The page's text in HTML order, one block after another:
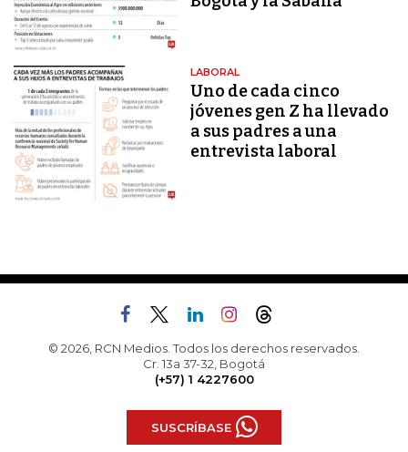
LABORAL
Uno de cada cinco
jóvenes gen Z ha llevado
a sus padres a una
entrevista laboral
© 2026, RCN Medios. Todos los derechos reservados.
Cr. 13a 37-32, Bogotá
(+57) 1 4227600
SUSCRÍBASE